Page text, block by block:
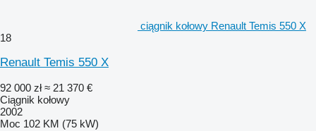
ciągnik kołowy Renault Temis 550 X
18
Renault Temis 550 X
92 000 zł ≈ 21 370 €
Ciągnik kołowy
2002
Moc 102 KM (75 kW)